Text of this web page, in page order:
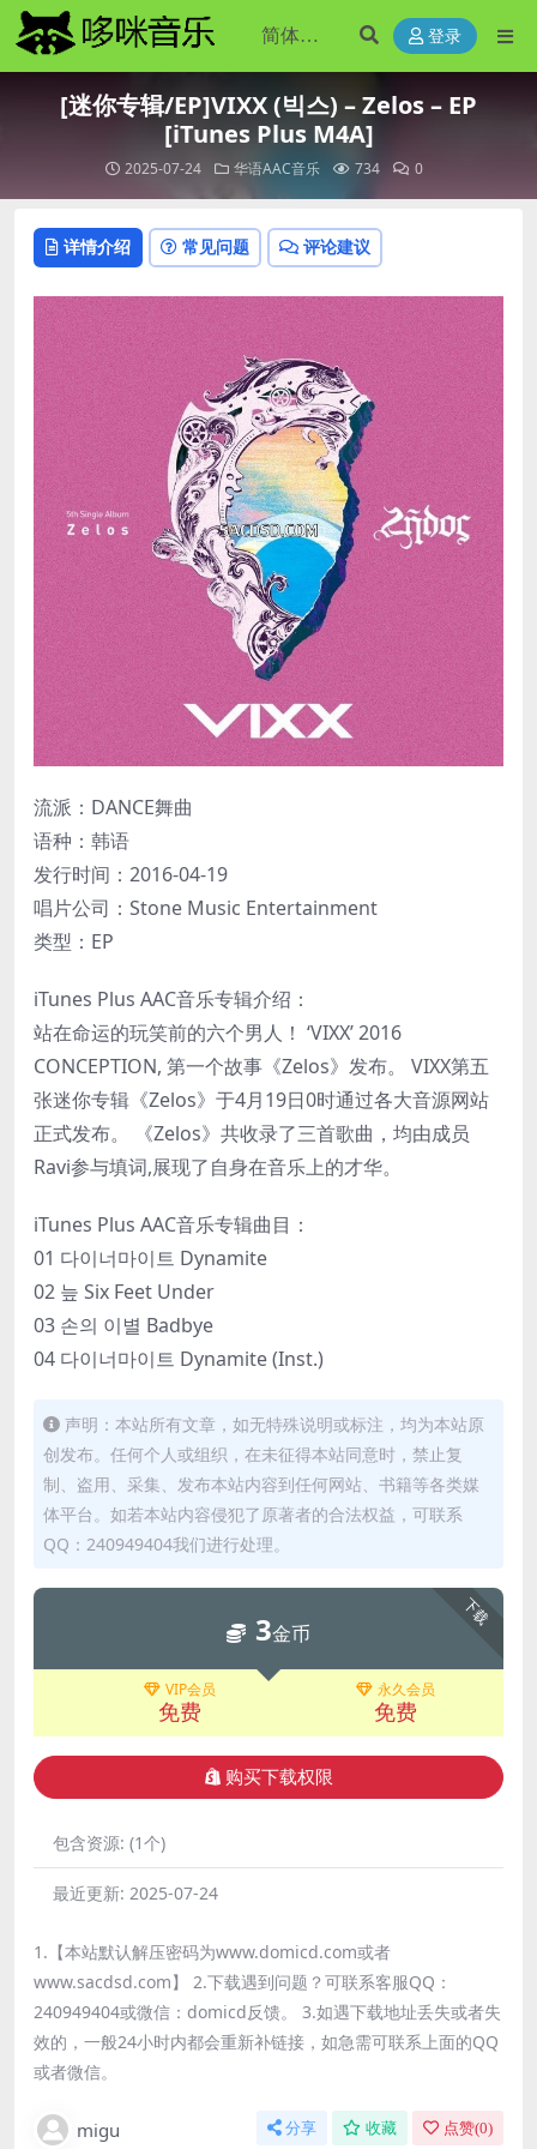
登录
[迷你专辑/EP]VIXX (빅스) – Zelos – EP
[iTunes Plus M4A]
2025-07-24 华语AAC音乐 734 0
详情介绍 常见问题 评论建议
流派：DANCE舞曲
语种：韩语
发行时间：2016-04-19
唱片公司：Stone Music Entertainment
类型：EP
iTunes Plus AAC音乐专辑介绍：
站在命运的玩笑前的六个男人！ ‘VIXX’ 2016
CONCEPTION, 第一个故事《Zelos》发布。 VIXX第五
张迷你专辑《Zelos》于4月19日0时通过各大音源网站
正式发布。 《Zelos》共收录了三首歌曲，均由成员
Ravi参与填词,展现了自身在音乐上的才华。
iTunes Plus AAC音乐专辑曲目：
01 다이너마이트 Dynamite
02 늪 Six Feet Under
03 손의 이별 Badbye
04 다이너마이트 Dynamite (Inst.)
声明：本站所有文章，如无特殊说明或标注，均为本站原
创发布。任何个人或组织，在未征得本站同意时，禁止复
制、盗用、采集、发布本站内容到任何网站、书籍等各类媒
体平台。如若本站内容侵犯了原著者的合法权益，可联系
QQ：240949404我们进行处理。
下载
3金币
VIP会员
免费
永久会员
免费
购买下载权限
包含资源: (1个)
最近更新: 2025-07-24
1.【本站默认解压密码为www.domicd.com或者
www.sacdsd.com】 2.下载遇到问题？可联系客服QQ：
240949404或微信：domicd反馈。 3.如遇下载地址丢失或者失
效的，一般24小时内都会重新补链接，如急需可联系上面的QQ
或者微信。
migu 分享 收藏 点赞(0)